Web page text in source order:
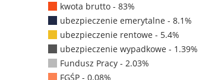
kwota brutto - 83%
ubezpieczenie emerytalne - 8.1%
ubezpieczenie rentowe - 5.4%
ubezpieczenie wypadkowe - 1.39%
Fundusz Pracy - 2.03%
FGŚP - 0.08%